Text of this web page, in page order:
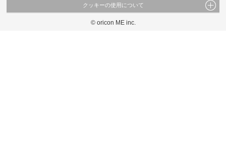
これらの情報を権利者の許可なく無断転載・複製などの二次利用を行うことは固く禁じて
当サイトに掲載している内容はすべてサービスの利用者が提出された見解・感想です。
弊社の見解・ 意見ではないことをご理解いただいた上でご覧ください。
クッキーの使用について
このサイトでは Cookie を使用して、ユーザーに合わせたコンテンツや広告の表示、ソー
© oricon ME inc.